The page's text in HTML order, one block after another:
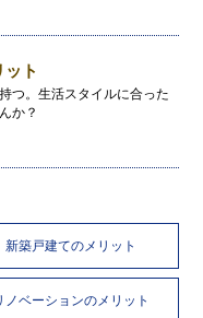
ット
つ。生活スタイルに合った
か？
新築戸建てのメリット
ノベーションのメリット